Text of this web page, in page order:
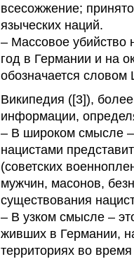
всесожжение;
языческих наций.
– Массовое убийство
год в Германии и на
обозначается словом
Википедия ([3]),
информации,
– В широком смысле –
нацистами
(советских
мужчин, масонов,
существования
– В узком смысле –
живших в Германии,
территориях во